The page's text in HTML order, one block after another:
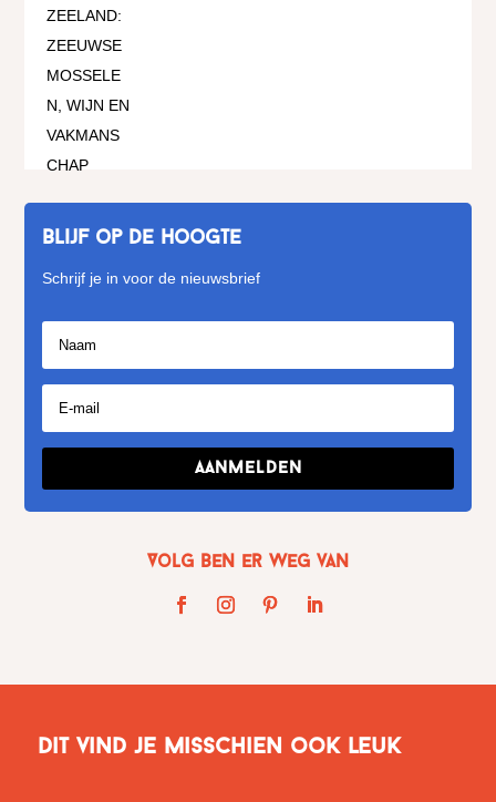
Blijf op de hoogte
Schrijf je in voor de nieuwsbrief
Aanmelden
Volg Ben er weg van
Dit vind je misschien ook leuk